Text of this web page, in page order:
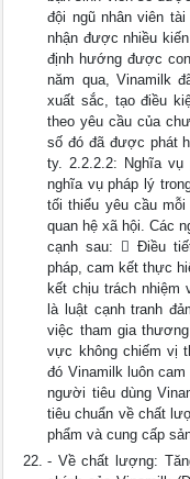
đội ngũ nhân viên
nhận được nhiều
định hướng được
năm qua, Vinamilk
xuất sắc, tạo điều
theo yêu cầu của
số đó đã được phát
ty. 2.2.2.2: Nghĩa
nghĩa vụ pháp lý
tối thiểu yêu cầu
quan hệ xã hội. Các
cạnh sau:  Điều
pháp, cam kết thực
kết chịu trách nhiệm
là luật cạnh tranh
việc tham gia
vực không chiếm vị
đó Vinamilk luôn
người tiêu dùng
tiêu chuẩn về chất
phẩm và cung cấp
- Về chất lượng: